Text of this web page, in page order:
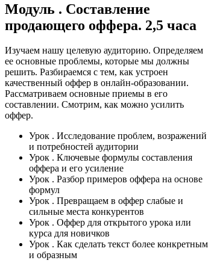
Модуль . Составление
продающего оффера. 2,5 часа
Изучаем нашу целевую аудиторию. Определяем
ее основные проблемы, которые мы должны
решить. Разбираемся с тем, как устроен
качественный оффер в онлайн-образовании.
Рассматриваем основные приемы в его
составлении. Смотрим, как можно усилить
оффер.
Урок . Исследование проблем, возражений
и потребностей аудитории
Урок . Ключевые формулы составления
оффера и его усиление
Урок . Разбор примеров оффера на основе
формул
Урок . Превращаем в оффер слабые и
сильные места конкурентов
Урок . Оффер для открытого урока или
курса для новичков
Урок . Как сделать текст более конкретным
и образным